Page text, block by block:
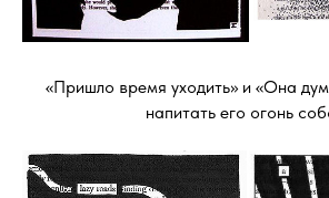
«Пришло время уходить» и «Она
напитать его огонь